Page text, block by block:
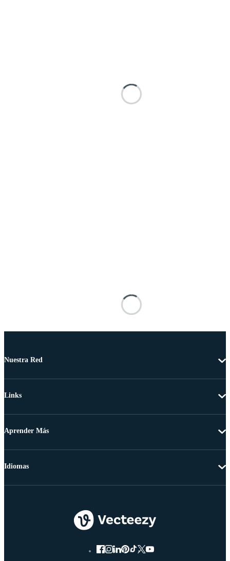
Nuestra Red
Links
Aprender Más
Idiomas